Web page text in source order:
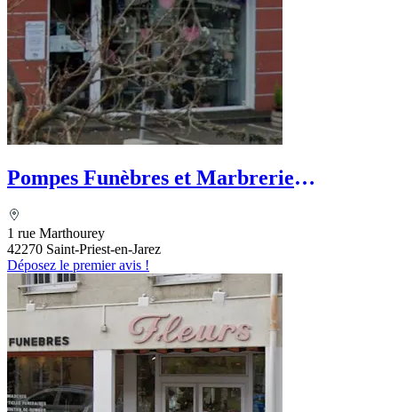
Pompes Funèbres et Marbrerie
1 rue Marthourey
42270 Saint-Priest-en-Jarez
Déposez le premier avis !